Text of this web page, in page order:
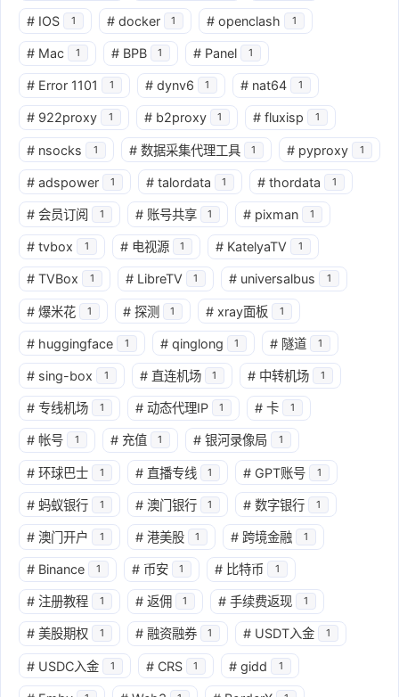
# IOS 1 # docker 1 # openclash 1
# Mac 1 # BPB 1 # Panel 1
# Error 1101 1 # dynv6 1 # nat64 1
# 922proxy 1 # b2proxy 1 # fluxisp 1
# nsocks 1 # 数据采集代理工具 1 # pyproxy 1
# adspower 1 # talordata 1 # thordata 1
# 会员订阅 1 # 账号共享 1 # pixman 1
# tvbox 1 # 电视源 1 # KatelyaTV 1
# TVBox 1 # LibreTV 1 # universalbus 1
# 爆米花 1 # 探测 1 # xray面板 1
# huggingface 1 # qinglong 1 # 隧道 1
# sing-box 1 # 直连机场 1 # 中转机场 1
# 专线机场 1 # 动态代理IP 1 # 卡 1
# 帐号 1 # 充值 1 # 银河录像局 1
# 环球巴士 1 # 直播专线 1 # GPT账号 1
# 蚂蚁银行 1 # 澳门银行 1 # 数字银行 1
# 澳门开户 1 # 港美股 1 # 跨境金融 1
# Binance 1 # 币安 1 # 比特币 1
# 注册教程 1 # 返佣 1 # 手续费返现 1
# 美股期权 1 # 融资融券 1 # USDT入金 1
# USDC入金 1 # CRS 1 # gidd 1